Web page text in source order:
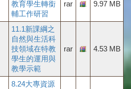
教育學生轉銜
輔工作研習
rar 9.97 MB
11.1新課綱之
自然與生活科
技領域在特教
學生的運用與
教學示範
rar 4.53 MB
8.24大專資源